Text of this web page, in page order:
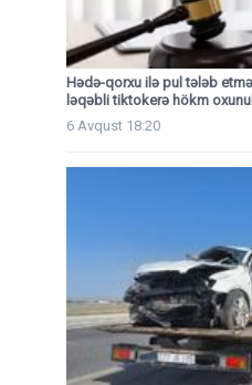
Hədə-qorxu ilə pul tələb
ləqəbli tiktokerə hökm
6 Avqust 18:20